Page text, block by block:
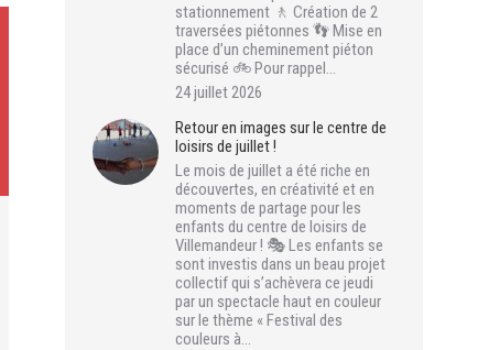
stationnement 🚶 Création de 2
traversées piétonnes 👣 Mise en
place d’un cheminement piéton
sécurisé 🚲 Pour rappel…
24 juillet 2026
Retour en images sur le centre de
loisirs de juillet !
Le mois de juillet a été riche en
découvertes, en créativité et en
moments de partage pour les
enfants du centre de loisirs de
Villemandeur ! 🎭 Les enfants se
sont investis dans un beau projet
collectif qui s’achèvera ce jeudi
par un spectacle haut en couleur
sur le thème « Festival des
couleurs à…